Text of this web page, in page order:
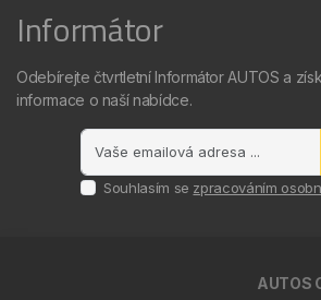
Informátor
Odebírejte čtvrtletní Informátor AUTOS a
informace o naší nabídce.
Souhlasím se zpracováním
AUTOS